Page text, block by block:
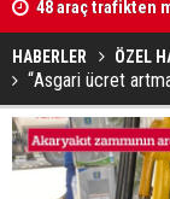
Kaldırıma düşen
HABERLER ÖZEL
“Asgari ücret